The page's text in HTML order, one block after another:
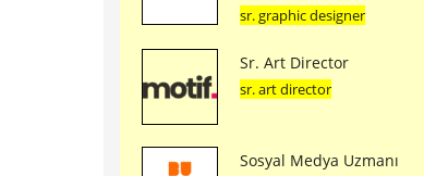
sr. graphic designer
Sr. Art Director
sr. art director
Sosyal Medya Uzmanı